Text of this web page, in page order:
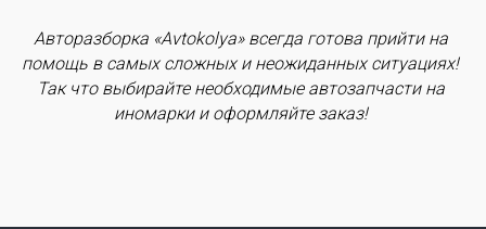
Авторазборка «Avtokolya» всегда готова прийти на
помощь в самых сложных и неожиданных ситуациях!
Так что выбирайте необходимые автозапчасти на
иномарки и оформляйте заказ!